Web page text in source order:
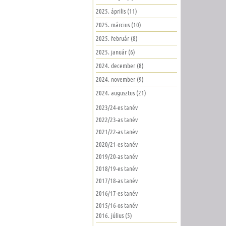
2025. április (11)
2025. március (10)
2025. február (8)
2025. január (6)
2024. december (8)
2024. november (9)
2024. augusztus (21)
2023/24-es tanév
2022/23-as tanév
2021/22-as tanév
2020/21-es tanév
2019/20-as tanév
2018/19-es tanév
2017/18-as tanév
2016/17-es tanév
2015/16-os tanév
2016. július (5)